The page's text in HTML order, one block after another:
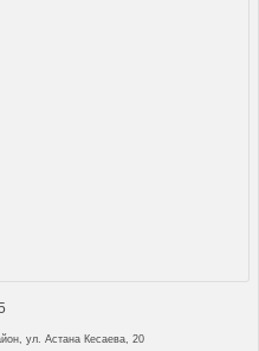
ул. Астана Кесаева, 20